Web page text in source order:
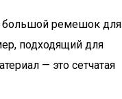
большой ремешок для
подходящий для
— это сетчатая